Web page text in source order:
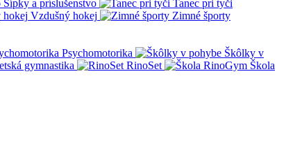
Šípky a príslušenstvo
Tanec pri tyči
Vzdušný hokej
Zimné športy
Psychomotorika
Škôlky v
gymnastika RinoSet
Škola